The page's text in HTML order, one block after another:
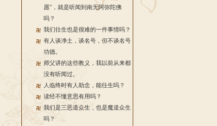
愿”，就是听闻到南无阿弥陀佛
吗？
我们往生也是很难的一件事情吗？
有人谈净土，谈名号，但不谈名号
功德。
师父讲的这些教义，我以前从来都
没有听闻过。
人临终时有人助念，能往生吗？
读经不懂意思有用吗？
我们是三恶道众生，也是魔道众生
吗？